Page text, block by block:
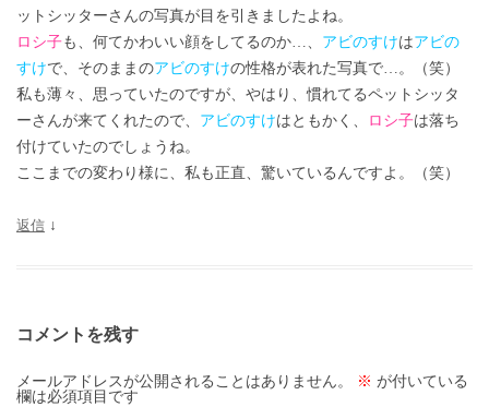
ットシッターさんの写真が目を引きましたよね。
ロシ子も、何てかわいい顔をしてるのか…、 アビのすけはアビの
すけで、そのままのアビのすけの性格が表れた写真で…。（笑）
私も薄々、思っていたのですが、やはり、慣れてるペットシッタ
ーさんが来てくれたので、 アビのすけはともかく、 ロシ子は落ち
付けていたのでしょうね。
ここまでの変わり様に、私も正直、驚いているんですよ。（笑）
返信 ↓
コメントを残す
メールアドレスが公開されることはありません。 ※ が付いている
欄は必須項目です